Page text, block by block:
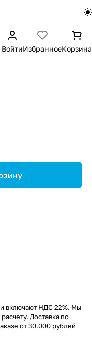
ВойтиИзбранноеКорзина
и включают НДС 22%. Мы
Доставка по
от 30.000 рублей